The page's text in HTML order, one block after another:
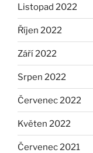
Listopad 2022
Říjen 2022
Září 2022
Srpen 2022
Červenec 2022
Květen 2022
Červenec 2021